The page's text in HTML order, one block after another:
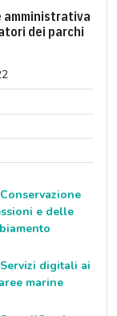
amministrativa
dei parchi
e delle
digitali ai
marine